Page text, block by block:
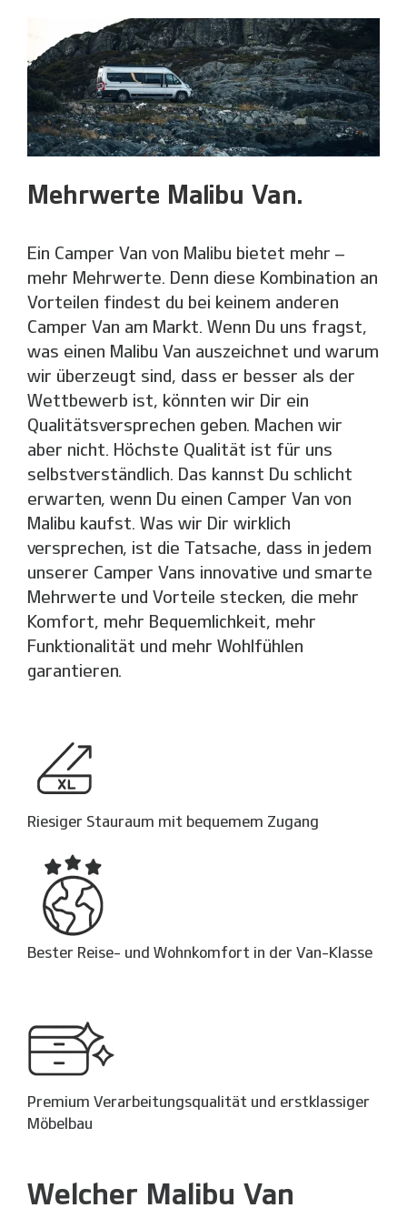
Mehrwerte Malibu Van.
Ein Camper Van von Malibu bietet mehr –
mehr Mehrwerte. Denn diese Kombination an
Vorteilen findest du bei keinem anderen
Camper Van am Markt. Wenn Du uns fragst,
was einen Malibu Van auszeichnet und warum
wir überzeugt sind, dass er besser als der
Wettbewerb ist, könnten wir Dir ein
Qualitätsversprechen geben. Machen wir
aber nicht. Höchste Qualität ist für uns
selbstverständlich. Das kannst Du schlicht
erwarten, wenn Du einen Camper Van von
Malibu kaufst. Was wir Dir wirklich
versprechen, ist die Tatsache, dass in jedem
unserer Camper Vans innovative und smarte
Mehrwerte und Vorteile stecken, die mehr
Komfort, mehr Bequemlichkeit, mehr
Funktionalität und mehr Wohlfühlen
garantieren.
Riesiger Stauraum mit bequemem Zugang
Bester Reise- und Wohnkomfort in der Van-Klasse
Premium Verarbeitungs­qualität und erst­klassiger
Möbelbau
Welcher Malibu Van